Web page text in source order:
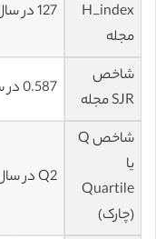
H_index
مجله
127 در سال 2021
شاخص
SJR مجله
0.587 در سال 2020
شاخص Q
یا
Quartile
(چارک)
Q2 در سال 2020